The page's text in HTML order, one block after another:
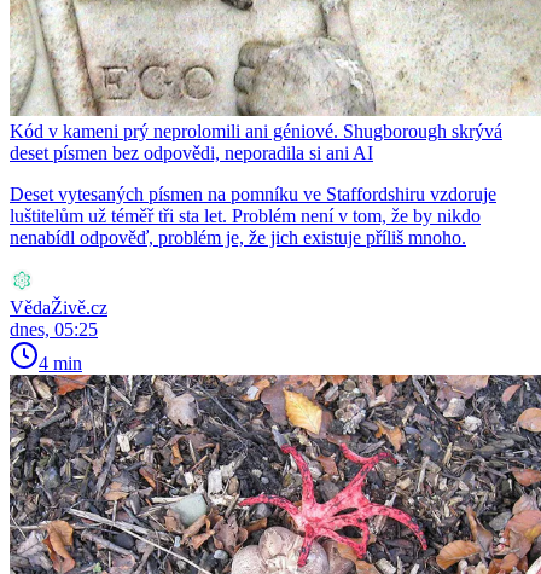
Kód v kameni prý neprolomili ani géniové. Shugborough skrývá
deset písmen bez odpovědi, neporadila si ani AI
Deset vytesaných písmen na pomníku ve Staffordshiru vzdoruje
luštitelům už téměř tři sta let. Problém není v tom, že by nikdo
nenabídl odpověď, problém je, že jich existuje příliš mnoho.
VědaŽivě.cz
dnes, 05:25
4 min